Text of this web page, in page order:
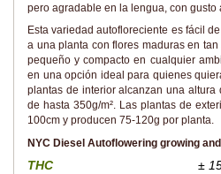
pero agradable en la lengua, con gusto
Esta variedad autofloreciente es fácil
a una planta con flores maduras en
pequeño y compacto en cualquier
en una opción ideal para quienes
plantas de interior alcanzan una altura
de hasta 350g/m². Las plantas de
100cm y producen 75-120g por planta.
NYC Diesel Autoflowering growing
THC
±